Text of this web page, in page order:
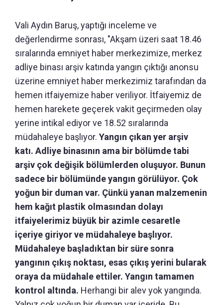
Vali Aydın Baruş, yaptığı inceleme ve
değerlendirme sonrası, "Akşam üzeri saat 18.46
sıralarında emniyet haber merkezimize, merkez
adliye binası arşiv katında yangın çıktığı anonsu
üzerine emniyet haber merkezimiz tarafından da
hemen itfaiyemize haber veriliyor. İtfaiyemiz de
hemen harekete geçerek vakit geçirmeden olay
yerine intikal ediyor ve 18.52 sıralarında
müdahaleye başlıyor. Yangın çıkan yer arşiv
katı. Adliye binasının ama bir bölümde tabi
arşiv çok değişik bölümlerden oluşuyor. Bunun
sadece bir bölümünde yangın görülüyor. Çok
yoğun bir duman var. Çünkü yanan malzemenin
hem kağıt plastik olmasından dolayı
itfaiyelerimiz büyük bir azimle cesaretle
içeriye giriyor ve müdahaleye başlıyor.
Müdahaleye başladıktan bir süre sonra
yangının çıkış noktası, esas çıkış yerini bularak
oraya da müdahale ettiler. Yangın tamamen
kontrol altında. Herhangi bir alev yok yangında.